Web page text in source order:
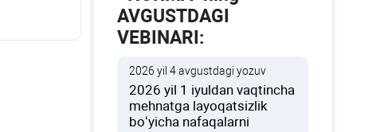
AVGUSTDAGI
VEBINARI:
2026 yil 4 avgustdagi yozuv
2026 yil 1 iyuldan vaqtincha
mehnatga layoqatsizlik
boʻyicha nafaqalarni